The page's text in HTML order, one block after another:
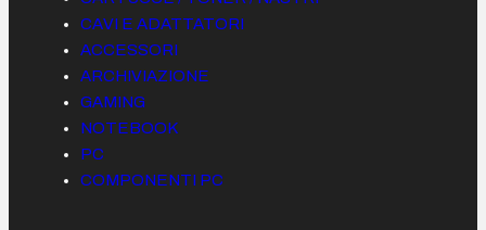
CAVI E ADATTATORI
ACCESSORI
ARCHIVIAZIONE
GAMING
NOTEBOOK
PC
COMPONENTI PC